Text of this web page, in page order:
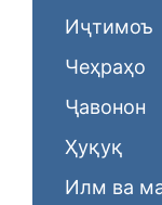
Иҷтимоъ
Чеҳраҳо
Ҷавонон
Ҳуқуқ
Илм ва